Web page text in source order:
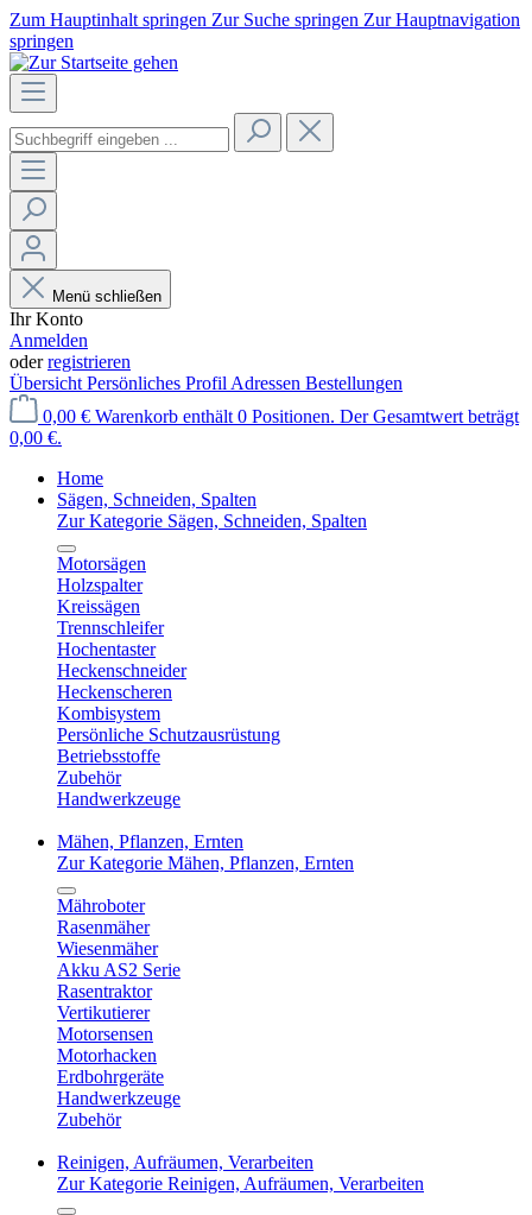
Zum Hauptinhalt springen Zur Suche springen Zur Hauptnavigation
springen
Menü schließen
Ihr Konto
Anmelden
oderregistrieren
Übersicht Persönliches Profil Adressen Bestellungen
0,00 € Warenkorb enthält 0 Positionen. Der Gesamtwert beträgt
0,00 €.
Home
Sägen, Schneiden, Spalten
Zur Kategorie Sägen, Schneiden, Spalten
Motorsägen
Holzspalter
Kreissägen
Trennschleifer
Hochentaster
Heckenschneider
Heckenscheren
Kombisystem
Persönliche Schutzausrüstung
Betriebsstoffe
Zubehör
Handwerkzeuge
Mähen, Pflanzen, Ernten
Zur Kategorie Mähen, Pflanzen, Ernten
Mähroboter
Rasenmäher
Wiesenmäher
Akku AS2 Serie
Rasentraktor
Vertikutierer
Motorsensen
Motorhacken
Erdbohrgeräte
Handwerkzeuge
Zubehör
Reinigen, Aufräumen, Verarbeiten
Zur Kategorie Reinigen, Aufräumen, Verarbeiten